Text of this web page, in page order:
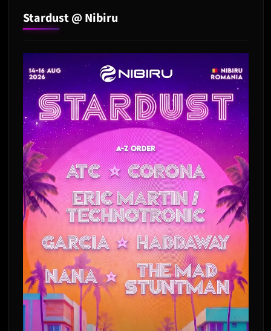
Stardust @ Nibiru